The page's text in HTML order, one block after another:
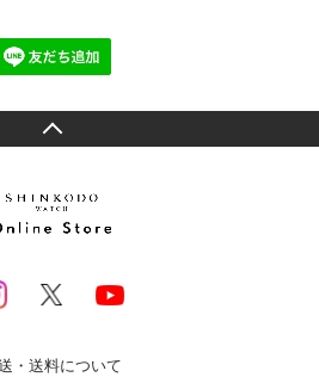
・送料について